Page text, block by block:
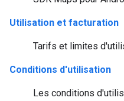
Utilisation et facturation
Tarifs et limites
Conditions d'utilisation
Les conditions